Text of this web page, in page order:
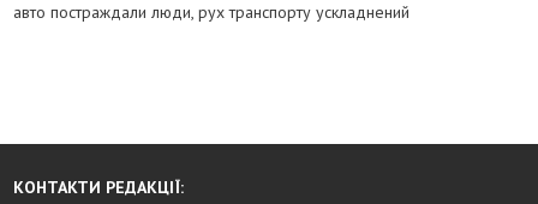
авто постраждали люди, рух транспорту ускладнений
КОНТАКТИ РЕДАКЦІЇ: